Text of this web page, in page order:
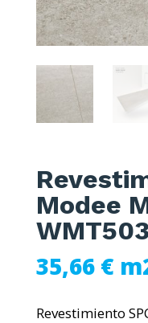
Modee
WMT503
35,66 €
Revestimiento